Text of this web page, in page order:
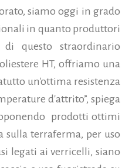
siamo oggi in grado
in quanto produttori
questo straordinario
HT, offriamo una
un'ottima resistenza
d'attrito”, spiega
prodotti ottimi
sulla terraferma, per uso
legati ai verricelli, siano